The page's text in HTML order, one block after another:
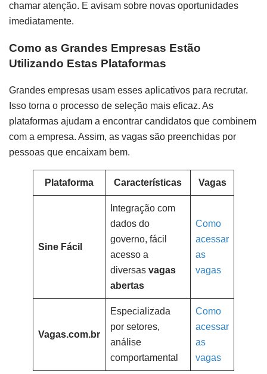
chamar atenção. E avisam sobre novas oportunidades
imediatamente.
Como as Grandes Empresas Estão
Utilizando Estas Plataformas
Grandes empresas usam esses aplicativos para recrutar.
Isso torna o processo de seleção mais eficaz. As
plataformas ajudam a encontrar candidatos que combinem
com a empresa. Assim, as vagas são preenchidas por
pessoas que encaixam bem.
Plataforma Características Vagas
Sine Fácil
Integração com
dados do
governo, fácil
acesso a
diversas vagas
abertas
Como
acessar
as
vagas
Vagas.com.br
Especializada
por setores,
análise
comportamental
Como
acessar
as
vagas